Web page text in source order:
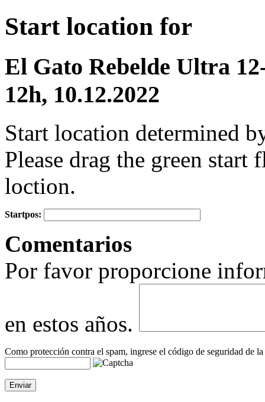
Start location for
El Gato Rebelde Ultra
12h, 10.12.2022
Start location determined
Please drag the green start
loction.
−
Startpos:
Comentarios
Por favor proporcione
en estos años.
Como protección contra el spam, ingrese el código de seguridad de